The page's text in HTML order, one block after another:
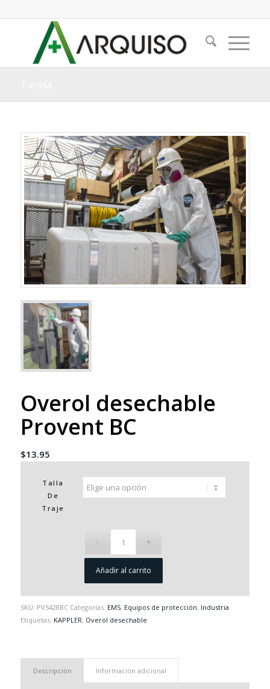
Overol desechable
Provent BC
$13.95
Talla
De
Traje
Añadir al carrito
SKU: PVS428BC Categorías: EMS, Equipos de protección, Industria
Etiquetas: KAPPLER, Overol desechable
Descripción Información adicional